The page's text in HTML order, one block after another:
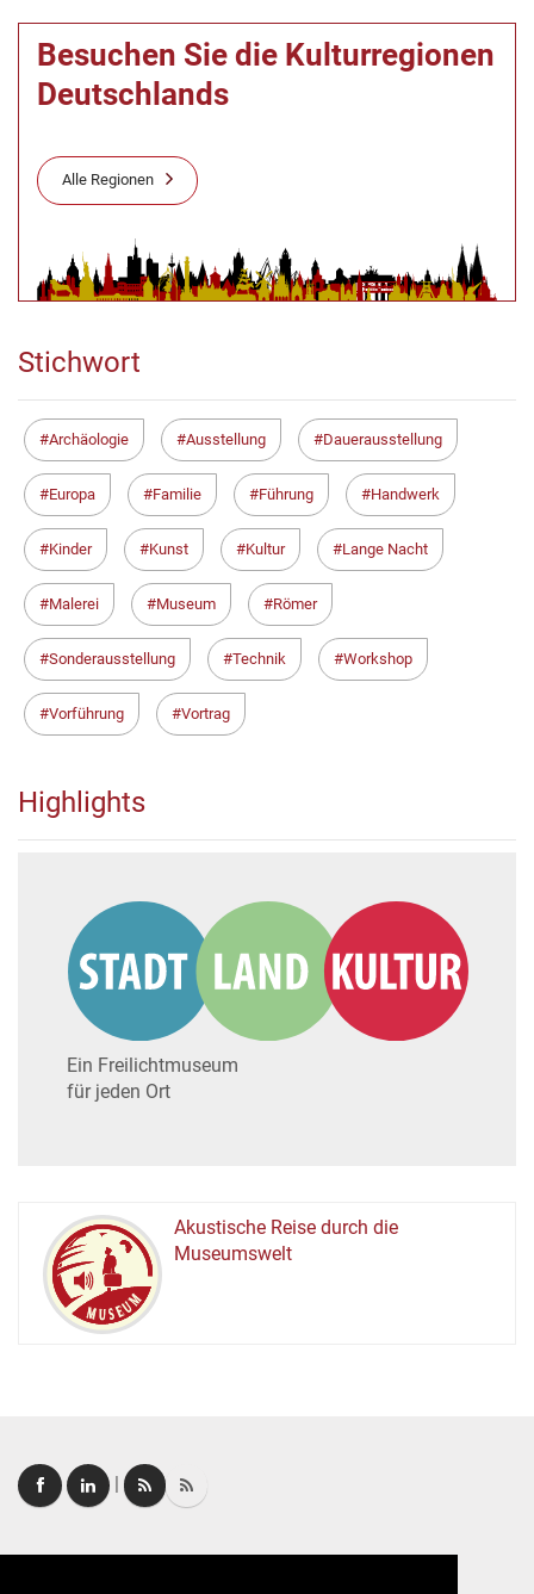
Besuchen Sie die Kulturregionen
Deutschlands
Alle Regionen
Stichwort
Archäologie Ausstellung Dauerausstellung
Europa Familie Führung Handwerk
Kinder Kunst Kultur Lange Nacht
Malerei Museum Römer
Sonderausstellung Technik Workshop
Vorführung Vortrag
Highlights
Ein Freilichtmuseum
für jeden Ort
MUSEUM
Akustische Reise durch die
Museumswelt